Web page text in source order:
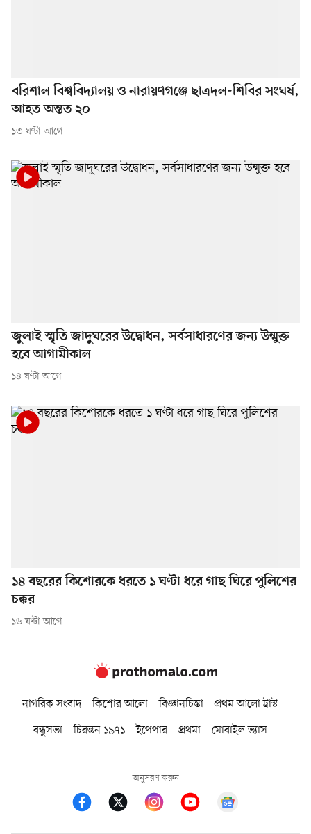
বরিশাল বিশ্ববিদ্যালয় ও নারায়ণগঞ্জে ছাত্রদল-শিবির সংঘর্ষ,
আহত অন্তত ২০
১৩ ঘণ্টা আগে
জুলাই স্মৃতি জাদুঘরের উদ্বোধন, সর্বসাধারণের জন্য উন্মুক্ত
হবে আগামীকাল
১৪ ঘণ্টা আগে
১৪ বছরের কিশোরকে ধরতে ১ ঘণ্টা ধরে গাছ ঘিরে পুলিশের
চক্কর
১৬ ঘণ্টা আগে
নাগরিক সংবাদ কিশোর আলো বিজ্ঞানচিন্তা
প্রথম আলো ট্রাস্ট
বন্ধুসভা
চিরন্তন ১৯৭১ ইপেপার প্রথমা মোবাইল ভ্যাস
অনুসরণ করুন